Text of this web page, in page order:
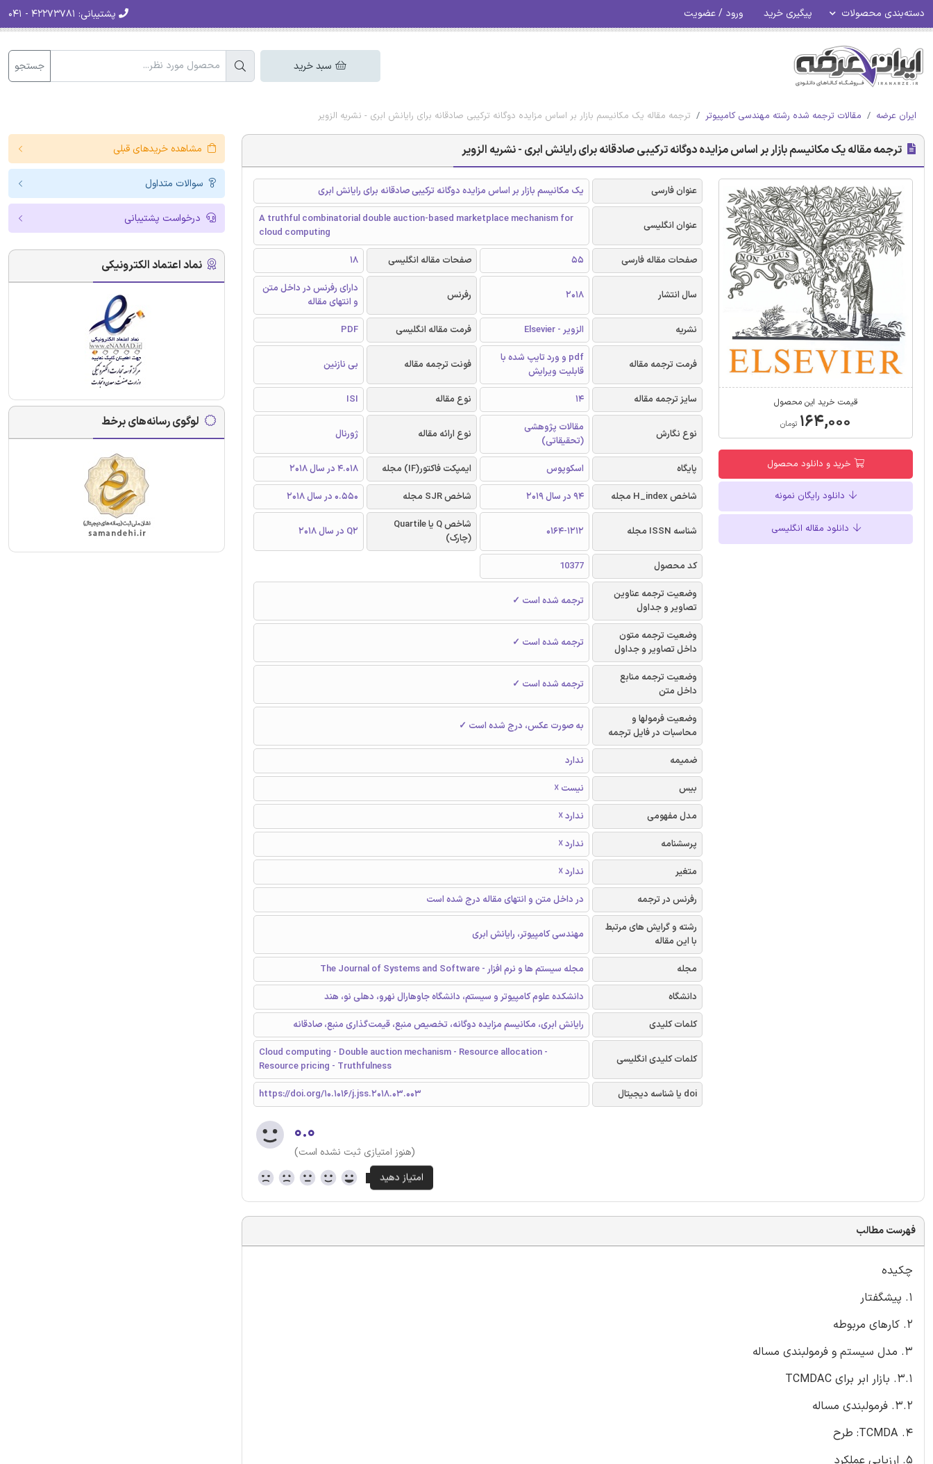
دسته‌بندی محصولات پیگیری خرید ورود / عضویت پشتیبانی:
سبد خرید جستجو
ایران عرضه مقالات ترجمه شده رشته مهندسی کامپیوتر ترجمه مقاله یک مکانیسم بازار بر اساس مزایده دوگانه ترکیبی صادقانه برای رایانش ابری - نشریه الزویر
ترجمه مقاله یک مکانیسم بازار بر اساس مزایده دوگانه ترکیبی صادقانه برای رایانش ابری - نشریه الزویر
قیمت خرید این محصول
۱۶۴,۰۰۰ تومان
خرید و دانلود محصول
دانلود رایگان نمونه
دانلود مقاله انگلیسی
عنوان فارسی یک مکانیسم بازار بر اساس مزایده دوگانه ترکیبی صادقانه برای رایانش ابری
عنوان انگلیسی
A truthful combinatorial double auction-based marketplace mechanism for
cloud computing
صفحات مقاله فارسی
55 صفحات مقاله انگلیسی 18
سال انتشار 2018 رفرنس
دارای رفرنس در داخل متن
و انتهای مقاله
نشریه
الزویر - Elsevier فرمت مقاله انگلیسی PDF
فرمت ترجمه مقاله
pdf و ورد تایپ شده با
قابلیت ویرایش
فونت ترجمه مقاله بی نازنین
سایز ترجمه مقاله 14 نوع مقاله ISI
نوع نگارش
مقالات پژوهشی
(تحقیقاتی)
نوع ارائه مقاله ژورنال
پایگاه اسکوپوس ایمپکت فاکتور(IF) مجله
4.018 در سال 2018
شاخص H_index مجله
94 در سال 2019 شاخص SJR مجله 0.550 در سال 2018
شناسه ISSN مجله 0164-1212
شاخص Q یا Quartile
(چارک)
Q2 در سال 2018
کد محصول
10377
وضعیت ترجمه عناوین
تصاویر و جداول
ترجمه شده است ✓
وضعیت ترجمه متون
داخل تصاویر و جداول
ترجمه شده است ✓
وضعیت ترجمه منابع
داخل متن
ترجمه شده است ✓
وضعیت فرمولها و
محاسبات در فایل ترجمه
به صورت عکس، درج شده است ✓
ضمیمه
ندارد
بیس
نیست ☓
مدل مفهومی
ندارد ☓
پرسشنامه
ندارد ☓
متغیر
ندارد ☓
رفرنس در ترجمه
در داخل متن و انتهای مقاله درج شده است
رشته و گرایش های مرتبط
با این مقاله
مهندسی کامپیوتر، رایانش ابری
مجله
مجله سیستم ها و نرم افزار - The Journal of Systems and Software
دانشگاه
دانشکده علوم کامپیوتر و سیستم، دانشگاه جاوهارال نهرو، دهلی نو، هند
کلمات کلیدی
رایانش ابری، مکانیسم مزایده دوگانه، تخصیص منبع، قیمت‌گذاری منبع، صادقانه
کلمات کلیدی انگلیسی
Cloud computing - Double auction mechanism - Resource allocation -
Resource pricing - Truthfulness
doi یا شناسه دیجیتال
https://doi.org/10.1016/j.jss.2018.03.003
۰.۰
(هنوز امتیازی ثبت نشده است)
فهرست مطالب
چکیده
1. پیشگفتار
2. کارهای مربوطه
3. مدل سیستم و فرمولبندی مساله
3.1. بازار ابر برای TCMDAC
3.2. فرمولبندی مساله
4. TCMDA: طرح
5. ارزیابی عملکرد
مشاهده خریدهای قبلی
سوالات متداول
درخواست پشتیبانی
نماد اعتماد الکترونیکی
لوگوی رسانه‌های برخط